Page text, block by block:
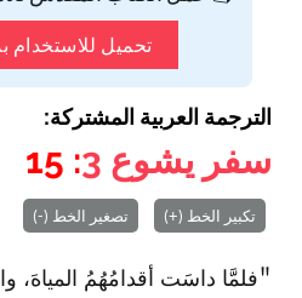
تحميل للاستخدام
الترجمة العربية المشتركة:
سفر يشوع 3
: 15
تكبير الخط (+) تصغير الخط (-)
"فلمَّا داسَت أقدامُهُمُ المياهَ،